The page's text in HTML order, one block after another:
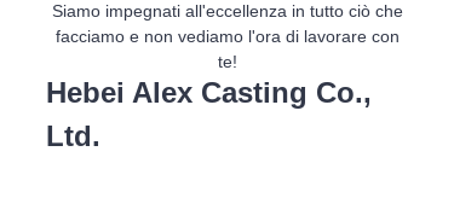
Siamo impegnati all'eccellenza in tutto ciò che
facciamo e non vediamo l'ora di lavorare con
te!
Hebei Alex Casting Co.,
Ltd.